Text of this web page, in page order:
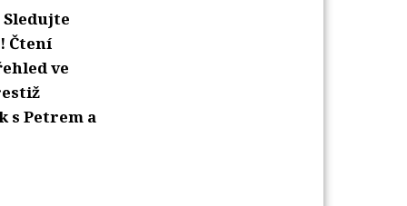
Sledujte
Čtení
ve
s Petrem a